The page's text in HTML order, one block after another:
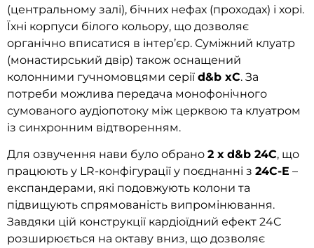
(центральному залі), бічних нефах (проходах) і хорі.
Їхні корпуси білого кольору, що дозволяє
органічно вписатися в інтер’єр. Суміжний клуатр
(монастирський двір) також оснащений
колонними гучномовцями серії d&b xC. За
потреби можлива передача монофонічного
сумованого аудіопотоку між церквою та клуатром
із синхронним відтворенням.
Для озвучення нави було обрано 2 х d&b 24C, що
працюють у LR-конфігурації у поєднанні з 24C-E –
експандерами, які подовжують колони та
підвищують спрямованість випромінювання.
Завдяки цій конструкції кардіоїдний ефект 24C
розширюється на октаву вниз, що дозволяє